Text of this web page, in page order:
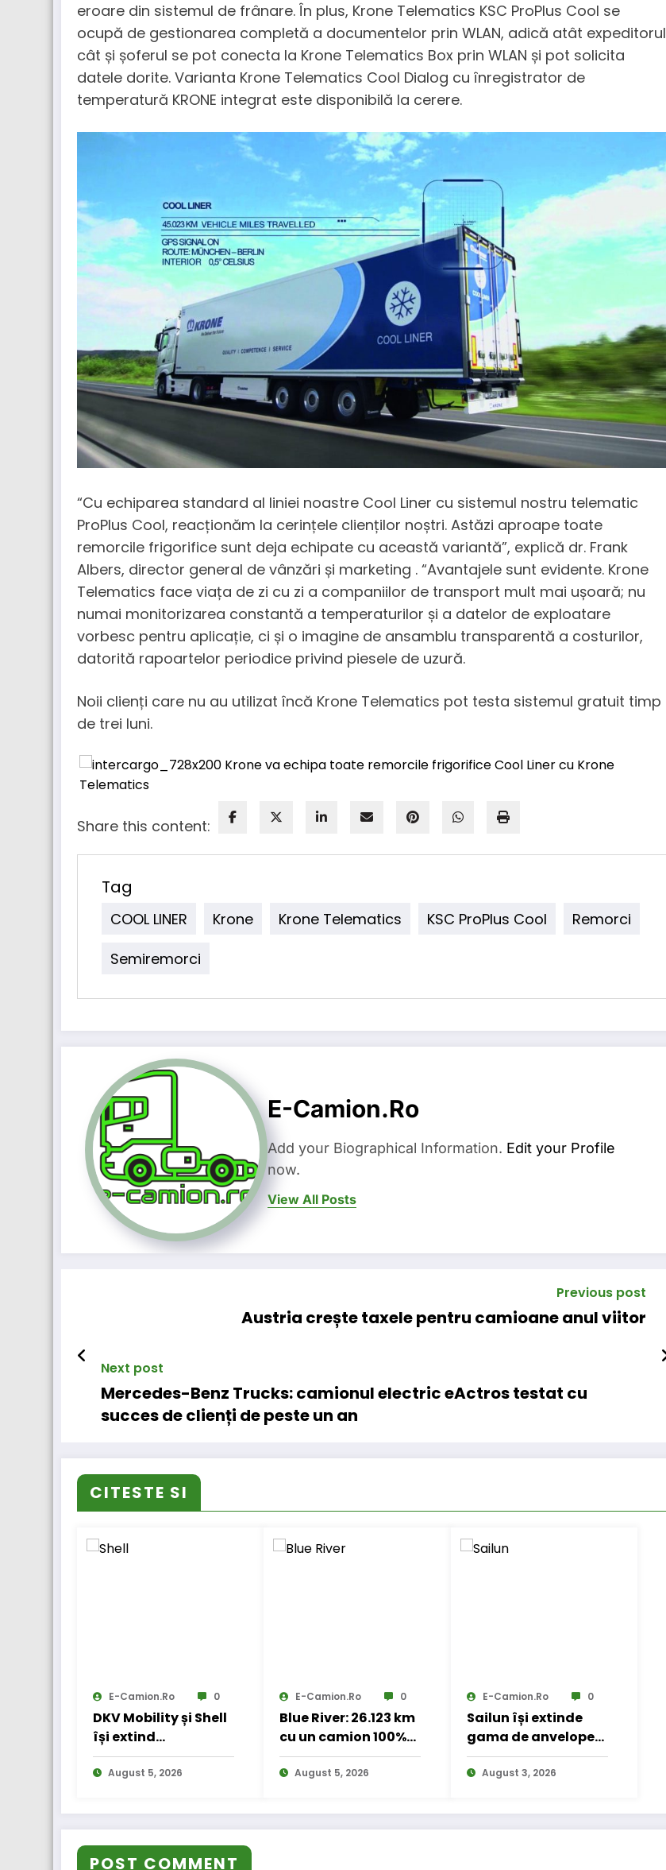
eroare din sistemul de frânare. În plus, Krone Telematics KSC ProPlus Cool se
ocupă de gestionarea completă a documentelor prin WLAN, adică atât expeditorul
cât și șoferul se pot conecta la Krone Telematics Box prin WLAN și pot solicita
datele dorite. Varianta Krone Telematics Cool Dialog cu înregistrator de
temperatură KRONE integrat este disponibilă la cerere.
“Cu echiparea standard al liniei noastre Cool Liner cu ​​sistemul nostru telematic
ProPlus Cool, reacționăm la cerințele clienților noștri. Astăzi aproape toate
remorcile frigorifice sunt deja echipate cu această variantă”, explică dr. Frank
Albers, director general de vânzări și marketing . “Avantajele sunt evidente. Krone
Telematics face viața de zi cu zi a companiilor de transport mult mai ușoară; nu
numai monitorizarea constantă a temperaturilor și a datelor de exploatare
vorbesc pentru aplicație, ci și o imagine de ansamblu transparentă a costurilor,
datorită rapoartelor periodice privind piesele de uzură.
Noii clienți care nu au utilizat încă Krone Telematics pot testa sistemul gratuit timp
de trei luni.
Share this content:
Tag
COOL LINER Krone Krone Telematics KSC ProPlus Cool
Remorci
Semiremorci
E-Camion.ro
Add your Biographical Information. Edit your Profile
now.
View All Posts
Previous post
Austria crește taxele pentru camioane anul viitor
Next post
Mercedes-Benz Trucks: camionul electric eActros testat cu
succes de clienți de peste un an
CITESTE SI
E-Camion.ro 0
DKV Mobility și Shell
își extind
parteneriatul
european
August 5, 2026
E-Camion.ro 0
Blue River: 26.123 km
cu un camion 100%
electric în transport
internațional
August 5, 2026
E-Camion.ro 0
Sailun își extinde
gama de anvelope
pentru camioane
August 3, 2026
POST COMMENT